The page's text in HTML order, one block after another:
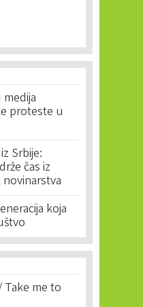
proteste u
Srbije:
čas iz
koja
Take me to